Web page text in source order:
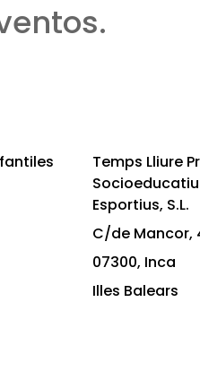
Temps Lliure
Esportius, S.L.
C/de Mancor,
07300, Inca
Illes Balears